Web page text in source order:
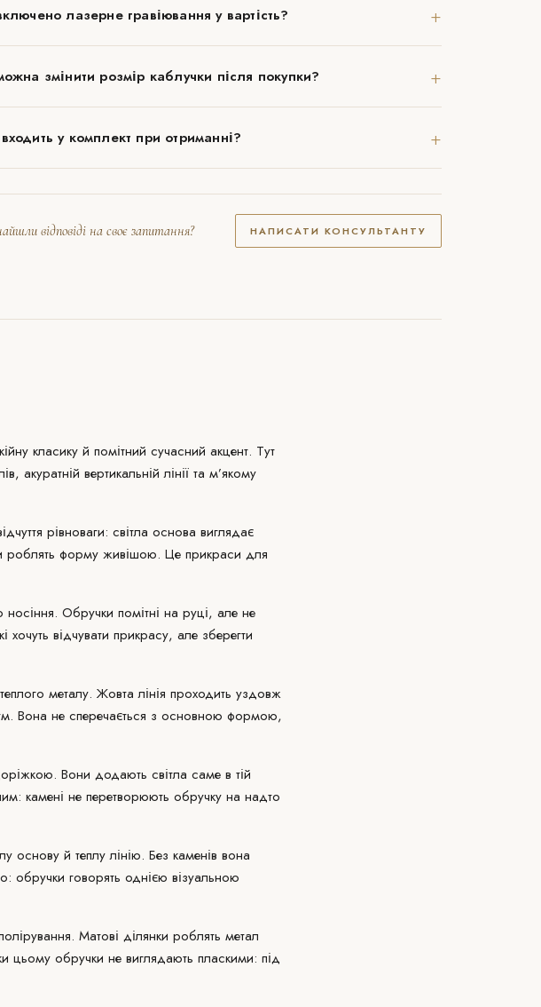
лазерне гравіювання у вартість? +
змінити розмір каблучки після покупки? +
у комплект при отриманні? +
відповіді на своє запитання? НАПИСАТИ КОНСУЛЬТАНТУ
класику й помітний сучасний акцент. Тут
акуратній вертикальній лінії та м’якому
рівноваги: світла основа виглядає
роблять форму живішою. Це прикраси для
Обручки помітні на руці, але не
відчувати прикрасу, але зберегти
металу. Жовта лінія проходить уздовж
Вона не сперечається з основною формою,
Вони додають світла саме в тій
камені не перетворюють обручку на надто
основу й теплу лінію. Без каменів вона
обручки говорять однією візуальною
Матові ділянки роблять метал
цьому обручки не виглядають пласкими: під